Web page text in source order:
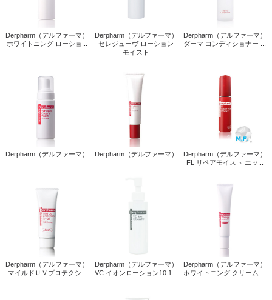
Derpharm（デルファーマ）
ホワイトニング ローショ...
Derpharm（デルファーマ）
セレジューヴ ローション
モイスト
Derpharm（デルファーマ）
ダーマ コンディショナー ...
Derpharm（デルファーマ） Derpharm（デルファーマ）
Derpharm（デルファーマ）
FL リペアモイスト エッ...
Derpharm（デルファーマ）
マイルドＵＶプロテクシ...
Derpharm（デルファーマ）
VC イオンローション10 1...
Derpharm（デルファーマ）
ホワイトニング クリーム ...